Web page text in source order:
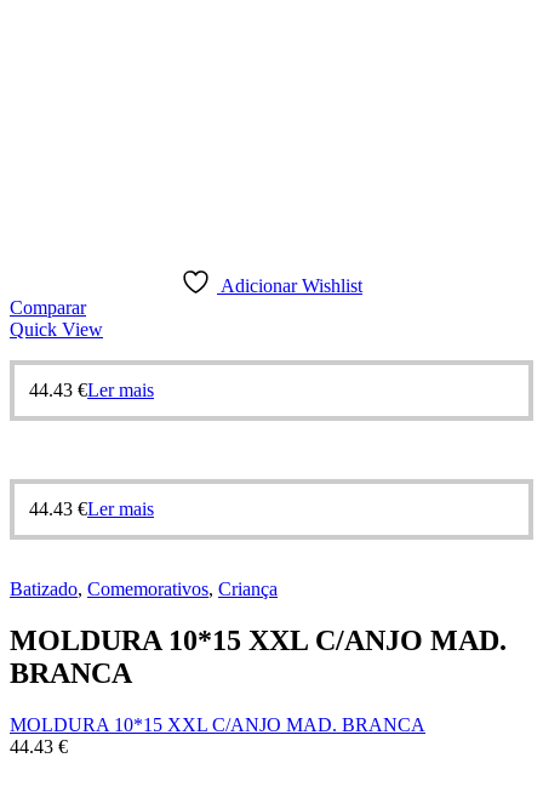
Adicionar Wishlist
Comparar
Quick View
44.43 €Ler mais
44.43 €Ler mais
Batizado, Comemorativos, Criança
MOLDURA 10*15 XXL C/ANJO MAD.
BRANCA
MOLDURA 10*15 XXL C/ANJO MAD. BRANCA
44.43 €